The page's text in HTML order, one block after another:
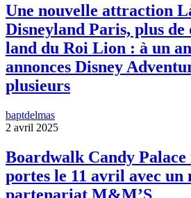
Une nouvelle attraction
Disneyland Paris, plus de
land du Roi Lion : à un
annonces Disney
plusieurs
baptdelmas
2 avril 2025
Boardwalk Candy Palace
portes le 11 avril avec un
partenariat M&M’S